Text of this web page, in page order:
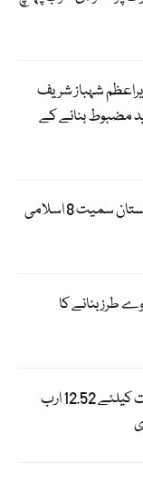
شہباز شریف
مضبوط بنانے کے
غزہ میں اسرائیلی کارروائیوں پر پاکستان سمیت 8 اسلامی
طرز بنانے کا
پنجاب حکومت نے بلدیاتی انتخابات کیلئے 12.52 ارب